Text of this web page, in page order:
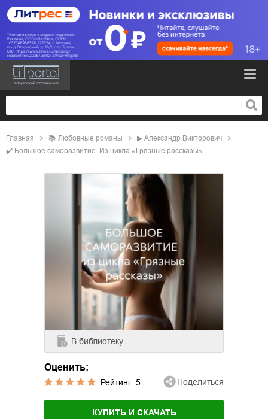
Главная 📚 любовные романы ▶ Александр Викторович
✔️ Большое саморазвитие. Из цикла «Грязные рассказы»
В библиотеку
Оценить:
Рейтинг: 5 Поделиться
КУПИТЬ И СКАЧАТЬ